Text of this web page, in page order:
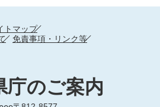
トマップ
免責事項・リンク等
庁のご案内